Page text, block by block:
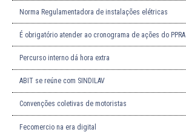
Norma Regulamentadora de instalações elétricas
É obrigatório atender ao cronograma de ações do PPRA
Percurso interno dá hora extra
ABIT se reúne com SINDILAV
Convenções coletivas de motoristas
Fecomercio na era digital